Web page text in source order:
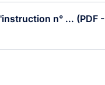
n° ... (PDF -